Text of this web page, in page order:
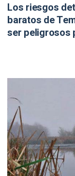
Los riesgos
baratos de
ser peligrosos